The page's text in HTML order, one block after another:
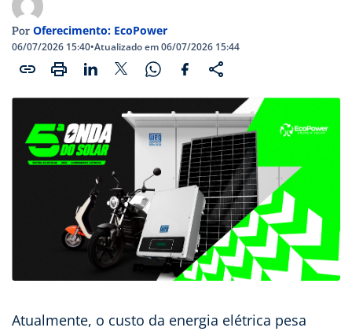
Por Oferecimento: EcoPower
06/07/2026 15:40•Atualizado em 06/07/2026 15:44
Atualmente, o custo da energia elétrica pesa